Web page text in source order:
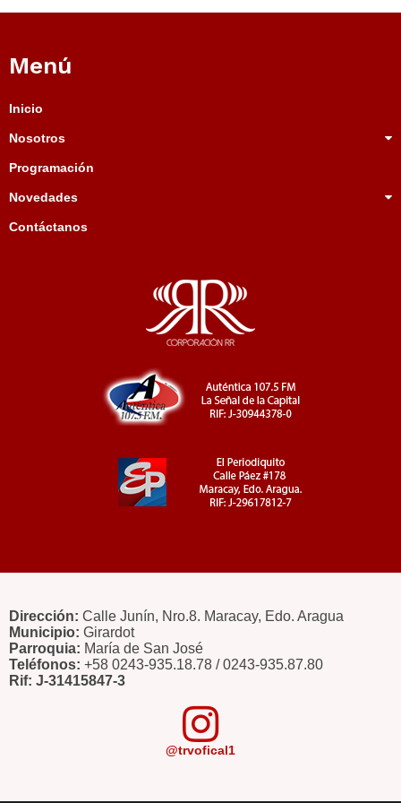
Menú
Inicio
Nosotros
Programación
Novedades
Contáctanos
Dirección: Calle Junín, Nro.8. Maracay, Edo. Aragua
Municipio: Girardot
Parroquia: María de San José
Teléfonos: +58 0243-935.18.78 / 0243-935.87.80
Rif: J-31415847-3
@trvofical1